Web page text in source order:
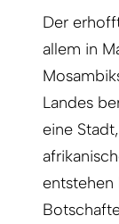
Der
allem in
Landes
eine
entstehen